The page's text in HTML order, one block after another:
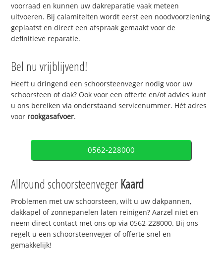
voorraad en kunnen uw dakreparatie vaak meteen
uitvoeren. Bij calamiteiten wordt eerst een noodvoorziening
geplaatst en direct een afspraak gemaakt voor de
definitieve reparatie.
Bel nu vrijblijvend!
Heeft u dringend een schoorsteenveger nodig voor uw
schoorsteen of dak? Ook voor een offerte en/of advies kunt
u ons bereiken via onderstaand servicenummer. Hét adres
voor rookgasafvoer.
0562-228000
Allround schoorsteenveger Kaard
Problemen met uw schoorsteen, wilt u uw dakpannen,
dakkapel of zonnepanelen laten reinigen? Aarzel niet en
neem direct contact met ons op via 0562-228000. Bij ons
regelt u een schoorsteenveger of offerte snel en
gemakkelijk!